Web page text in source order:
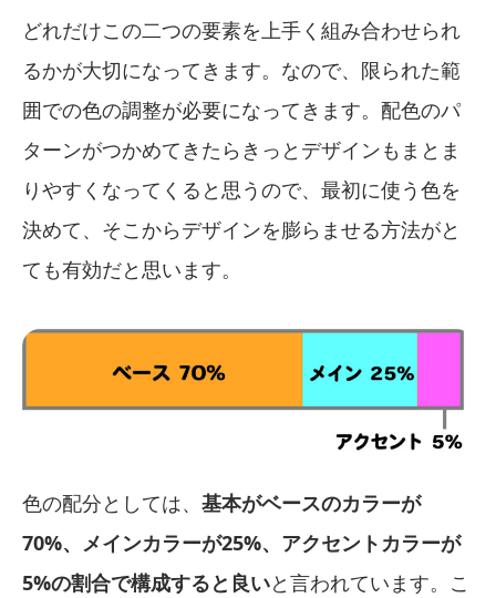
どれだけこの二つの要素を上手く組み合わせられ
るかが大切になってきます。なので、限られた範
囲での色の調整が必要になってきます。配色のパ
ターンがつかめてきたらきっとデザインもまとま
りやすくなってくると思うので、最初に使う色を
決めて、そこからデザインを膨らませる方法がと
ても有効だと思います。
色の配分としては、 基本がベースのカラーが
70%、メインカラーが25%、アクセントカラーが
5%の割合で構成すると良いと言われています。こ